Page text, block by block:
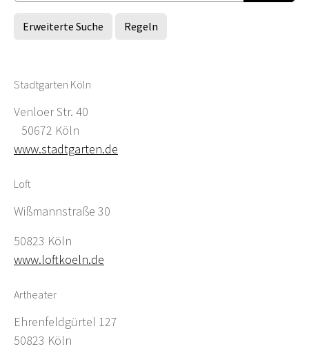
Erweiterte Suche Regeln
Stadtgarten Köln
Venloer Str. 40
50672 Köln
www.stadtgarten.de
Loft
Wißmannstraße 30
50823 Köln
www.loftkoeln.de
Artheater
Ehrenfeldgürtel 127
50823 Köln